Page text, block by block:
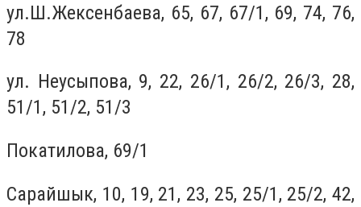
ул.Ш.Жексенбаева, 65, 67, 67/1, 69, 74, 76,
78
ул. Неусыпова, 9, 22, 26/1, 26/2, 26/3, 28,
51/1, 51/2, 51/3
Покатилова, 69/1
Сарайшык, 10, 19, 21, 23, 25, 25/1, 25/2, 42,